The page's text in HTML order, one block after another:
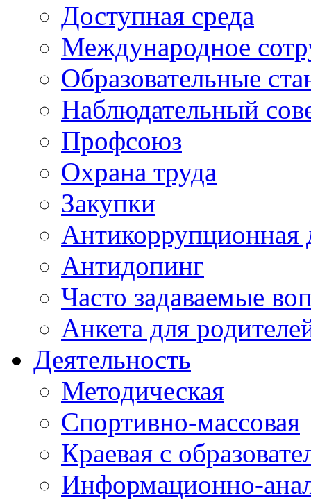
Доступная среда
Международное
Образовательные
Наблюдательный
Профсоюз
Охрана труда
Закупки
Антикоррупционная
Антидопинг
Часто задаваемые
Анкета для
Деятельность
Методическая
Спортивно-массовая
Краевая с
Информационно-